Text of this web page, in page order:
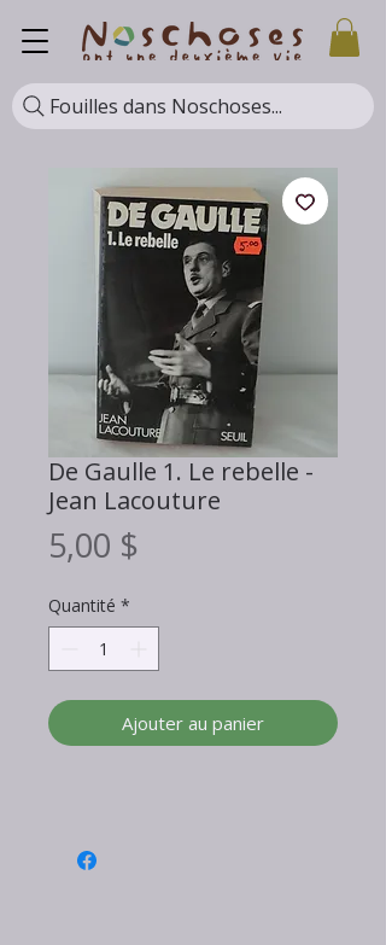
Fouilles dans Noschoses...
De Gaulle 1. Le rebelle -
Jean Lacouture
5,00 $
Quantité *
Ajouter au panier